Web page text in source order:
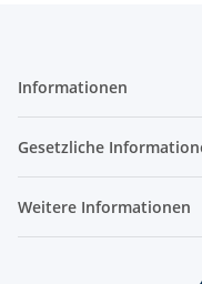
Informationen
Gesetzliche
Weitere Informationen